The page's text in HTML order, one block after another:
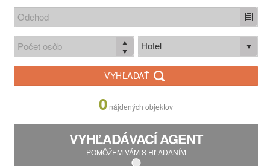
Hotel
VYHĽADAŤ
0 nájdených objektov
VYHĽADÁVACÍ AGENT
POMÔŽEM VÁM S HĽADANÍM